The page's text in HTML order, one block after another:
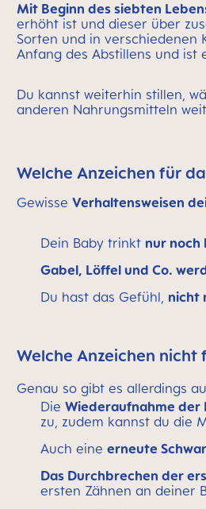
Mit Beginn des siebten
erhöht ist und dieser über
Sorten und in verschiedenen
Anfang des Abstillens und ist
Du kannst weiterhin stillen,
anderen Nahrungsmitteln
Welche Anzeichen für
Gewisse Verhaltensweisen
Dein Baby trinkt nur noch
Gabel, Löffel und Co.
Du hast das Gefühl, nicht
Welche Anzeichen
Genau so gibt es allerdings
Die Wiederaufnahme
zu, zudem kannst du die
Auch eine erneute
Das Durchbrechen der
ersten Zähnen an deiner